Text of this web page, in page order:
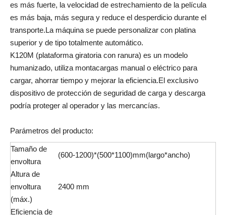
es más fuerte, la velocidad de estrechamiento de la película
es más baja, más segura y reduce el desperdicio durante el
transporte.La máquina se puede personalizar con platina
superior y de tipo totalmente automático.
K120M (plataforma giratoria con ranura) es un modelo
humanizado, utiliza montacargas manual o eléctrico para
cargar, ahorrar tiempo y mejorar la eficiencia.El exclusivo
dispositivo de protección de seguridad de carga y descarga
podría proteger al operador y las mercancías.
Parámetros del producto:
Tamaño de
envoltura
(600-1200)*(500*1100)mm(largo*ancho)
Altura de
envoltura
(máx.)
2400 mm
Eficiencia de